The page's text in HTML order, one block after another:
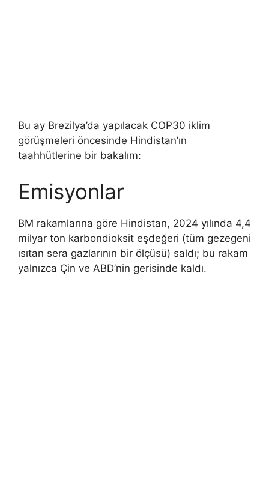
Bu ay Brezilya’da yapılacak COP30 iklim
görüşmeleri öncesinde Hindistan’ın
taahhütlerine bir bakalım:
Emisyonlar
BM rakamlarına göre Hindistan, 2024 yılında 4,4
milyar ton karbondioksit eşdeğeri (tüm gezegeni
ısıtan sera gazlarının bir ölçüsü) saldı; bu rakam
yalnızca Çin ve ABD’nin gerisinde kaldı.